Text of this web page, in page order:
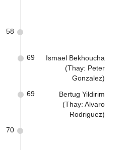
58
Ismael Bekhoucha
(Thay: Peter
Gonzalez)
69
Bertug Yildirim
(Thay: Alvaro
Rodriguez)
69
70